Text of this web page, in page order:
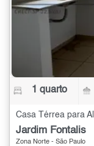
1 quarto
Casa Térrea para
Jardim Fontalis
Zona Norte - São Paulo